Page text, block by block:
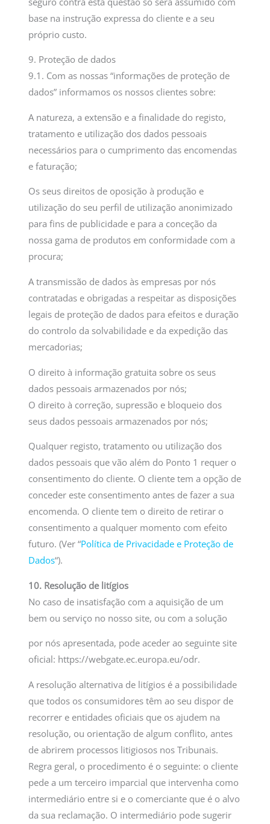
base na instrução expressa do cliente e a seu
próprio custo.
9. Proteção de dados
9.1. Com as nossas “informações de proteção de
dados” informamos os nossos clientes sobre:
A natureza, a extensão e a finalidade do registo,
tratamento e utilização dos dados pessoais
necessários para o cumprimento das encomendas
e faturação;
Os seus direitos de oposição à produção e
utilização do seu perfil de utilização anonimizado
para fins de publicidade e para a conceção da
nossa gama de produtos em conformidade com a
procura;
A transmissão de dados às empresas por nós
contratadas e obrigadas a respeitar as disposições
legais de proteção de dados para efeitos e duração
do controlo da solvabilidade e da expedição das
mercadorias;
O direito à informação gratuita sobre os seus
dados pessoais armazenados por nós;
O direito à correção, supressão e bloqueio dos
seus dados pessoais armazenados por nós;
Qualquer registo, tratamento ou utilização dos
dados pessoais que vão além do Ponto 1 requer o
consentimento do cliente. O cliente tem a opção de
conceder este consentimento antes de fazer a sua
encomenda. O cliente tem o direito de retirar o
consentimento a qualquer momento com efeito
futuro. (Ver “Política de Privacidade e Proteção de
Dados“).
10. Resolução de litígios
No caso de insatisfação com a aquisição de um
bem ou serviço no nosso site, ou com a solução
por nós apresentada, pode aceder ao seguinte site
oficial: https://webgate.ec.europa.eu/odr.
A resolução alternativa de litígios é a possibilidade
que todos os consumidores têm ao seu dispor de
recorrer e entidades oficiais que os ajudem na
resolução, ou orientação de algum conflito, antes
de abrirem processos litigiosos nos Tribunais.
Regra geral, o procedimento é o seguinte: o cliente
pede a um terceiro imparcial que intervenha como
intermediário entre si e o comerciante que é o alvo
da sua reclamação. O intermediário pode sugerir